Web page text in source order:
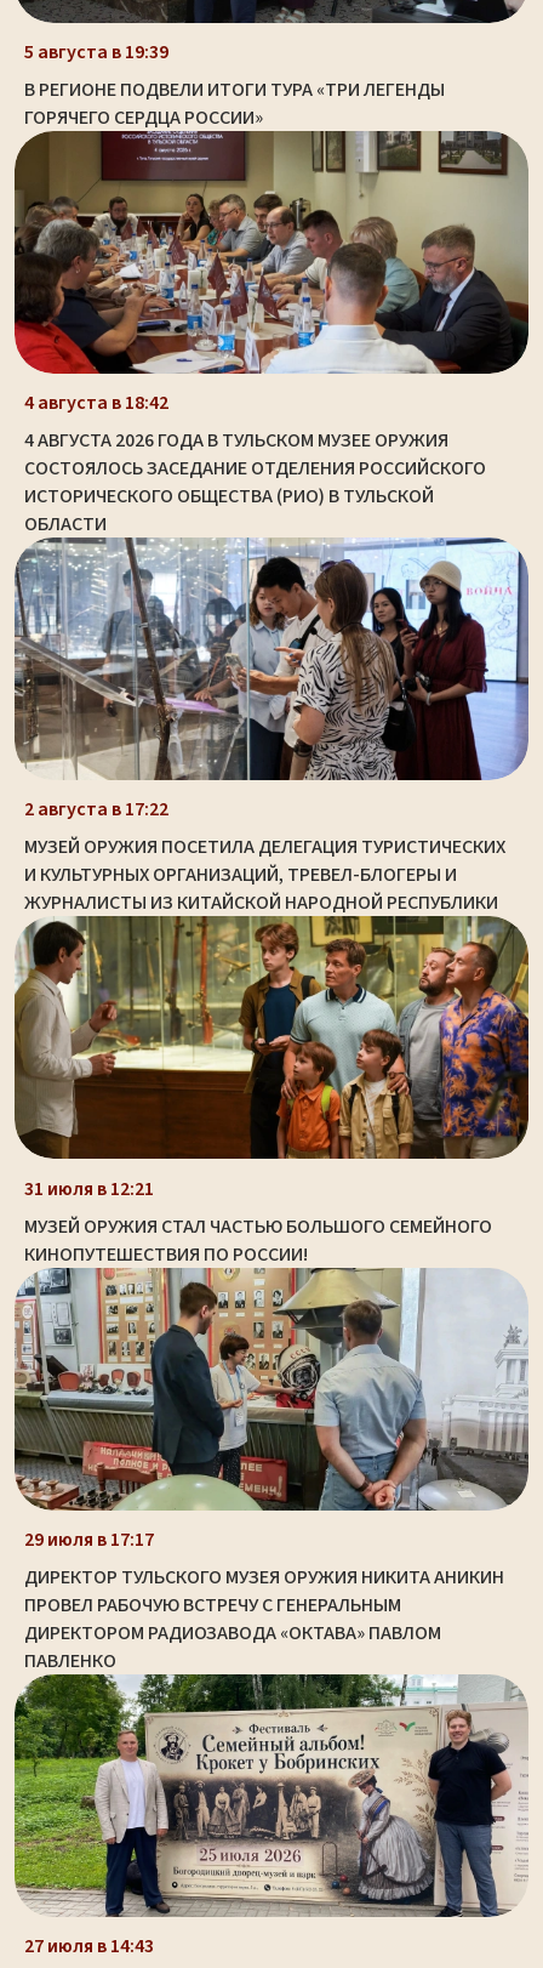
5 августа в 19:39
В РЕГИОНЕ ПОДВЕЛИ ИТОГИ ТУРА «ТРИ ЛЕГЕНДЫ
ГОРЯЧЕГО СЕРДЦА РОССИИ»
4 августа в 18:42
4 АВГУСТА 2026 ГОДА В ТУЛЬСКОМ МУЗЕЕ ОРУЖИЯ
СОСТОЯЛОСЬ ЗАСЕДАНИЕ ОТДЕЛЕНИЯ РОССИЙСКОГО
ИСТОРИЧЕСКОГО ОБЩЕСТВА (РИО) В ТУЛЬСКОЙ
ОБЛАСТИ
2 августа в 17:22
МУЗЕЙ ОРУЖИЯ ПОСЕТИЛА ДЕЛЕГАЦИЯ ТУРИСТИЧЕСКИХ
И КУЛЬТУРНЫХ ОРГАНИЗАЦИЙ, ТРЕВЕЛ-БЛОГЕРЫ И
ЖУРНАЛИСТЫ ИЗ КИТАЙСКОЙ НАРОДНОЙ РЕСПУБЛИКИ
31 июля в 12:21
МУЗЕЙ ОРУЖИЯ СТАЛ ЧАСТЬЮ БОЛЬШОГО СЕМЕЙНОГО
КИНОПУТЕШЕСТВИЯ ПО РОССИИ!
29 июля в 17:17
ДИРЕКТОР ТУЛЬСКОГО МУЗЕЯ ОРУЖИЯ НИКИТА АНИКИН
ПРОВЕЛ РАБОЧУЮ ВСТРЕЧУ С ГЕНЕРАЛЬНЫМ
ДИРЕКТОРОМ РАДИОЗАВОДА «ОКТАВА» ПАВЛОМ
ПАВЛЕНКО
27 июля в 14:43